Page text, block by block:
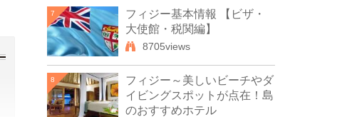
7
フィジー基本情報 【ビザ・
大使館・税関編】
8705views
8
フィジー～美しいビーチやダ
イビングスポットが点在！島
のおすすめホテル